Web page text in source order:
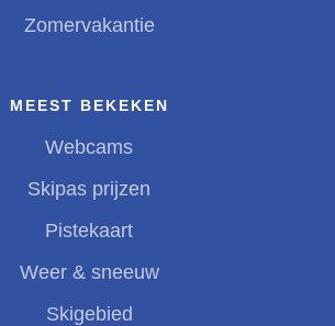
Zomervakantie
MEEST BEKEKEN
Webcams
Skipas prijzen
Pistekaart
Weer & sneeuw
Skigebied